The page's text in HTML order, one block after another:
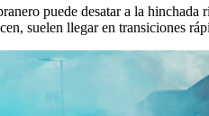
puede desatar a la
suelen llegar en transiciones